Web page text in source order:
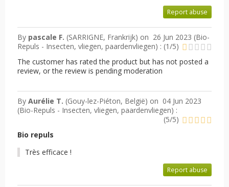
Report abuse
By pascale F. (SARRIGNE, Frankrijk) on 26 Jun 2023 (Bio-
Repuls - Insecten, vliegen, paardenvliegen) : (1/5)
The customer has rated the product but has not posted a
review, or the review is pending moderation
By Aurélie T. (Gouy-lez-Piéton, België) on 04 Jun 2023
(Bio-Repuls - Insecten, vliegen, paardenvliegen) :
(5/5)
Bio repuls
Très efficace !
Report abuse